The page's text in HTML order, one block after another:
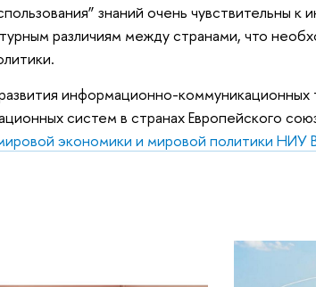
знаний очень чувствительны
различиям между странами, что
информационно-коммуникационных
систем в странах Европейского
экономики и мировой политики